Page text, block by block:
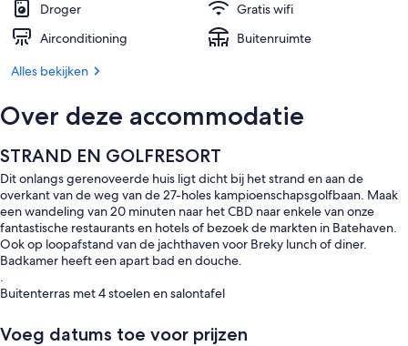
Droger
Gratis wifi
Airconditioning
Buitenruimte
Alles bekijken
Over deze accommodatie
STRAND EN GOLFRESORT
Dit onlangs gerenoveerde huis ligt dicht bij het strand en aan de
overkant van de weg van de 27-holes kampioenschapsgolfbaan. Maak
een wandeling van 20 minuten naar het CBD naar enkele van onze
fantastische restaurants en hotels of bezoek de markten in Batehaven.
Ook op loopafstand van de jachthaven voor Breky lunch of diner.
Badkamer heeft een apart bad en douche.
.
Buitenterras met 4 stoelen en salontafel
Voeg datums toe voor prijzen